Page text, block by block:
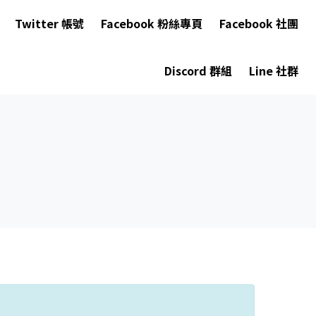
Twitter 帳號 Facebook 粉絲專頁 Facebook 社團
Discord 群組 Line 社群